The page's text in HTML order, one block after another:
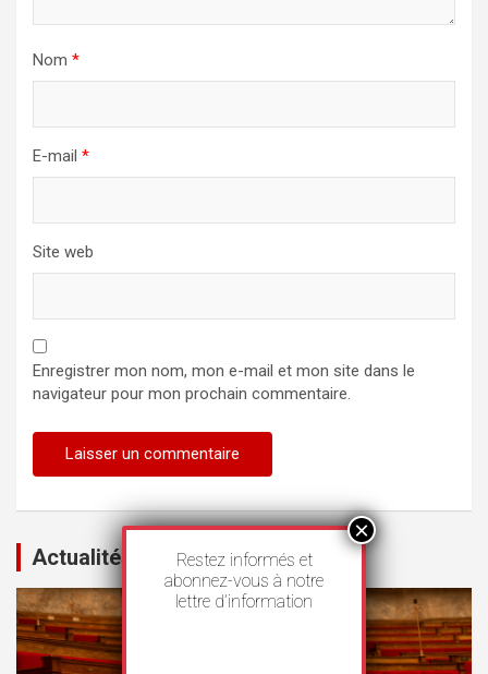
Nom *
E-mail *
Site web
Enregistrer mon nom, mon e-mail et mon site dans le
navigateur pour mon prochain commentaire.
Actualités
Restez informés et
abonnez-vous à notre
lettre d’information